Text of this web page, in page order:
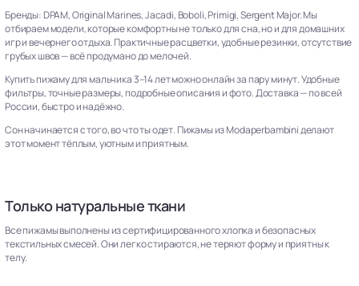
Бренды: DPAM, Original Marines, Jacadi, Boboli, Primigi, Sergent Major. Мы
отбираем модели, которые комфортны не только для сна, но и для домашних
игр и вечернего отдыха. Практичные расцветки, удобные резинки, отсутствие
грубых швов — всё продумано до мелочей.
Купить пижаму для мальчика 3–14 лет можно онлайн за пару минут. Удобные
фильтры, точные размеры, подробные описания и фото. Доставка — по всей
России, быстро и надёжно.
Сон начинается с того, во что ты одет. Пижамы из Modaperbambini делают
этот момент тёплым, уютным и приятным.
Только натуральные ткани
Все пижамы выполнены из сертифицированного хлопка и безопасных
текстильных смесей. Они легко стираются, не теряют форму и приятны к
телу.